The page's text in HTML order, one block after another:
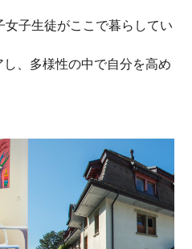
子生徒がここで暮らしてい
、多様性の中で自分を高め